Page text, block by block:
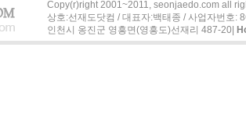
Copy(r)right 2001~2011, seonjaedo.com all
상호:선재도닷컴 / 대표자:백태종 / 사업자번호:
인천시 옹진군 영흥면(영흥도)선재리 487-20|